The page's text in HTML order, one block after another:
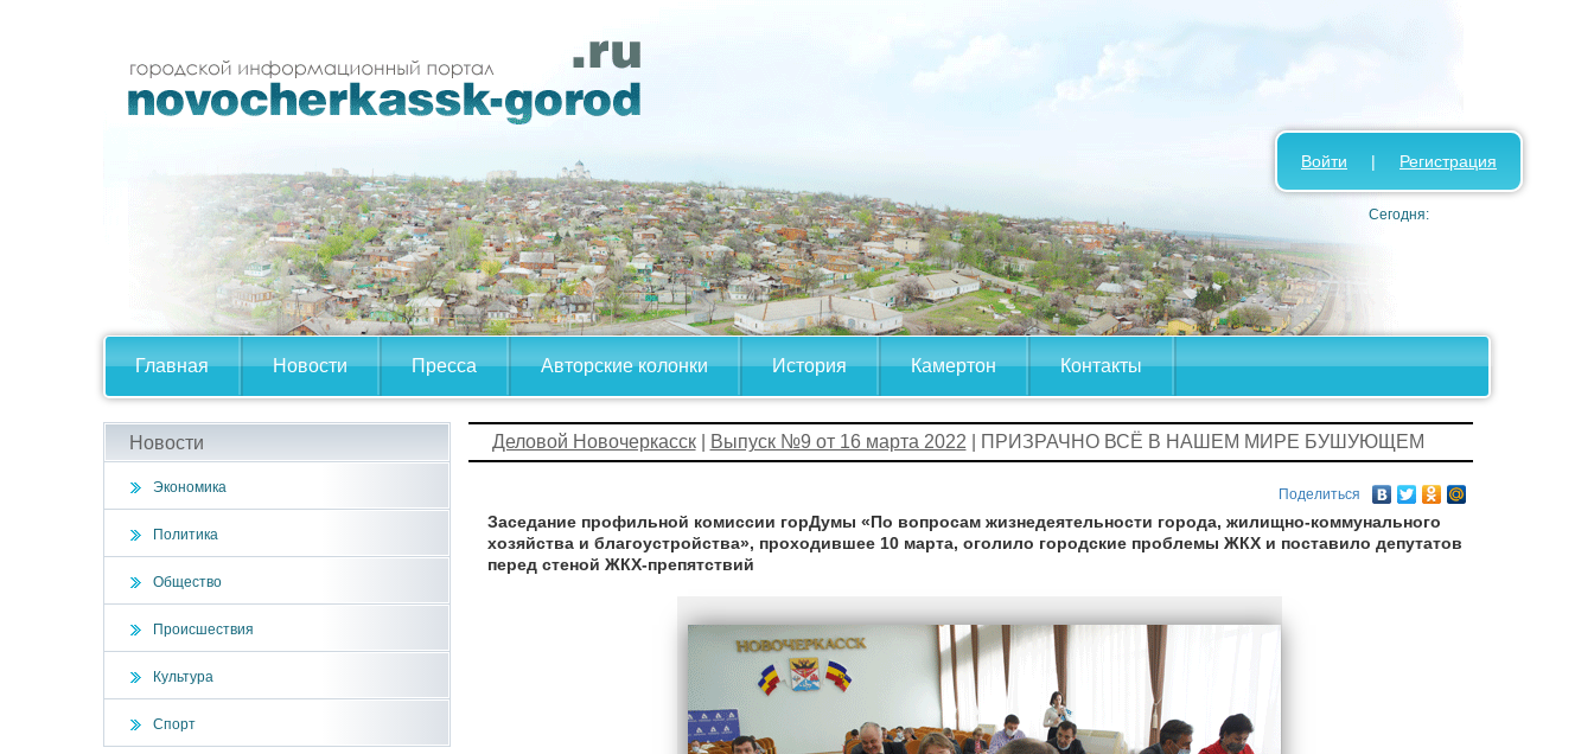
Главная Новости Пресса Авторские колонки История Камертон Контакты
Войти | Регистрация
Сегодня:
Новости
Экономика
Политика
Общество
Происшествия
Культура
Спорт
Деловой Новочеркасск| Выпуск №9 от 16 марта 2022 | ПРИЗРАЧНО ВСЁ В НАШЕМ МИРЕ БУШУЮЩЕМ
Поделиться
Заседание профильной комиссии горДумы «По вопросам жизнедеятельности города, жилищно-коммунального
хозяйства и благоустройства», проходившее 10 марта, оголило городские проблемы ЖКХ и поставило депутатов
перед стеной ЖКХ-препятствий